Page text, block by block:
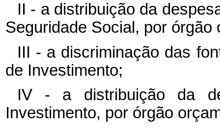
II - a distribuição da
Seguridade Social, por órgão
III - a discriminação das
de Investimento;
IV - a distribuição da
Investimento, por órgão